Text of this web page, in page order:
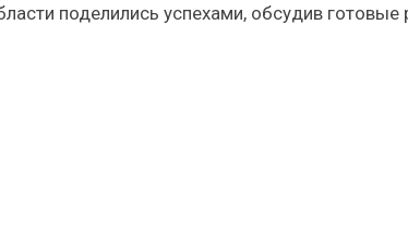
поделились успехами, обсудив готовые